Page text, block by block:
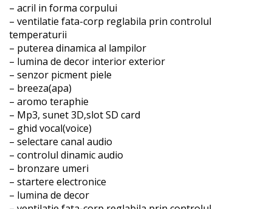
– acril in forma corpului
– ventilatie fata-corp reglabila prin controlul
temperaturii
– puterea dinamica al lampilor
– lumina de decor interior exterior
– senzor picment piele
– breeza(apa)
– aromo teraphie
– Mp3, sunet 3D,slot SD card
– ghid vocal(voice)
– selectare canal audio
– controlul dinamic audio
– bronzare umeri
– startere electronice
– lumina de decor